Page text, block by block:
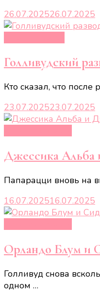
26.07.202526.07.2025
Голливудский
Кто сказал, что
23.07.202523.07.2025
Джессика Альба
Папарацци вновь на
16.07.202516.07.2025
Орландо Блум и
Голливуд снова
одном …